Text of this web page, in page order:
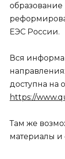
образование
ЕЭС России.
Вся
доступна на
https://
Там же
материалы и